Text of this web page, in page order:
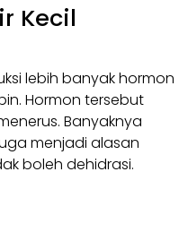
Kecil
lebih banyak hormon
Hormon tersebut
Banyaknya
menjadi alasan
boleh dehidrasi.